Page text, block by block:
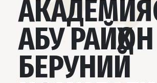
АБУ РАЙҲОН
БЕРУНИЙ